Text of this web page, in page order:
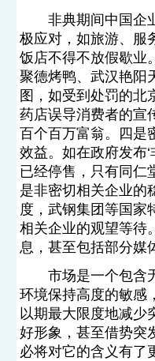
非典期间中国企业
极应对，如旅游、服
饭店不得不放假歇业
聚德烤鸭、武汉艳阳
图，如受到处罚的北
药店误导消费者的宣
百个百万富翁。四是
效益。如在政府发布
已经停售，只有同仁
是非密切相关企业的
度，武钢集团等国家
相关企业的观望等待
息，甚至包括部分媒
市场是一个包含无
环境保持高度的敏感
以期最大限度地减少
好形象，甚至借势突
必将对它的含义有了